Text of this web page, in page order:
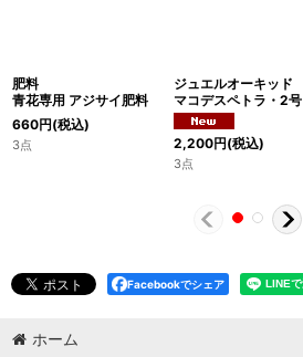
肥料
青花専用 アジサイ肥料
660円(税込)
3点
ジュエルオーキッド
マコデスペトラ・2号
2,200円(税込)
3点
Facebookでシェア
ホーム